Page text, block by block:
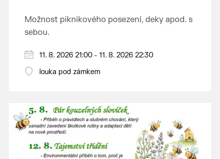
Možnost piknikového posezení, deky apod. s
sebou.
V případě nepřízně počasí se promítání ruší.
Kino otevřeno hodinu před promítáním,
11. 8. 2026 21:00 - 11. 8. 2026 22:30
louka pod zámkem